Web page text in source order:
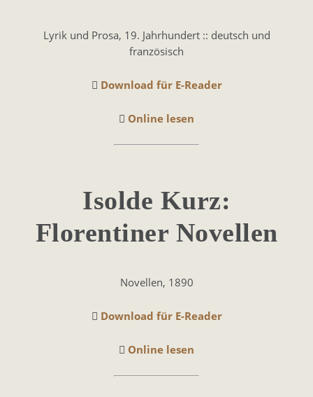
Lyrik und Prosa, 19. Jahrhundert :: deutsch und
französisch
Download für E-Reader
Online lesen
Isolde Kurz:
Florentiner Novellen
Novellen, 1890
Download für E-Reader
Online lesen